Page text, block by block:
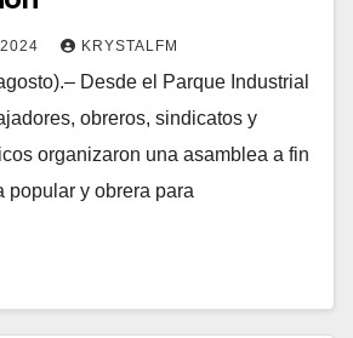
KRYSTALFM
Desde el Parque Industrial
obreros, sindicatos y
organizaron una asamblea a fin
popular y obrera para